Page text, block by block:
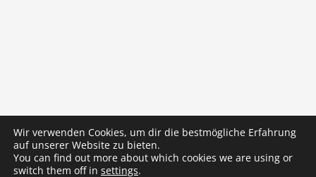
Wir verwenden Cookies, um dir die bestmögliche Erfahrung
auf unserer Website zu bieten.
You can find out more about which cookies we are using or
switch them off in settings.